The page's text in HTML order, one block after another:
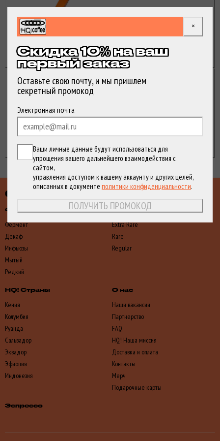
950 Р
HQ! ланьярд
1250 Р
Спешалти HQ! кофе
Фильтр-кофе
Фермент
Декаф
Инфьюзы
Мытый
Редкий
HQ! Уникальность кофе
Extra Rare
Rare
Regular
HQ! Страны
Кения
Колумбия
Руанда
Сальвадор
Эквадор
Эфиопия
Индонезия
О нас
Наши вакансии
Партнерство
FAQ
HQ! Наша миссия
Доставка и оплата
Контакты
Мерч
Подарочные карты
Эспрессо
Москва, 3-я Хорошёвская улица, 21к1
Флагманская кофейня HQ! coffee
Работает ежедневно (8:00 – 22:00)
Ближайшая доставка:Среда, 12 August 2026
ВЫБРАТЬ
×
Скидка 10% на ваш
первый заказ
Оставьте свою почту, и мы пришлем
секретный промокод
Электронная почта
Ваши личные данные будут использоваться для
упрощения вашего дальнейшего взаимодействия с
сайтом,
управления доступом к вашему аккаунту и других целей,
описанных в документе политики конфиденциальности.
ПОЛУЧИТЬ ПРОМОКОД
Спасибо!
Если на указанный email ранее не было
оформлено ни одного заказа, мы
отправили на него промокод на первую